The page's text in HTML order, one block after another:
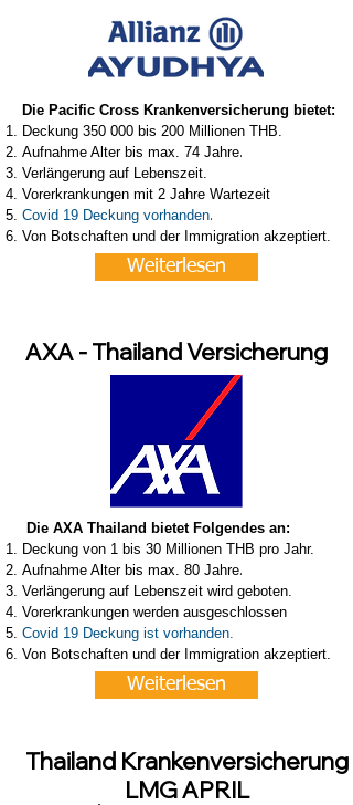
Die Pacific Cross Krankenversicherung bietet:
Deckung 350 000 bis 200 Millionen THB.
Aufnahme Alter bis max. 74 Jahre.
Verlängerung auf Lebenszeit.
Vorerkrankungen mit 2 Jahre Wartezeit
Covid 19 Deckung vorhanden.
Von Botschaften und der Immigration akzeptiert.
Weiterlesen
AXA - Thailand Versicherung
Die AXA Thailand bietet Folgendes an:
Deckung von 1 bis 30 Millionen THB pro Jahr.
Aufnahme Alter bis max. 80 Jahre.
Verlängerung auf Lebenszeit wird geboten.
Vorerkrankungen werden ausgeschlossen
Covid 19 Deckung ist vorhanden.
Von Botschaften und der Immigration akzeptiert.
Weiterlesen
Thailand Krankenversicherung
LMG APRIL